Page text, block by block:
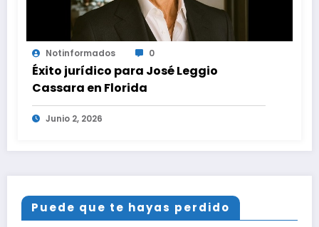
Notinformados 0
Éxito jurídico para José Leggio
Cassara en Florida
Junio 2, 2026
Puede que te hayas perdido